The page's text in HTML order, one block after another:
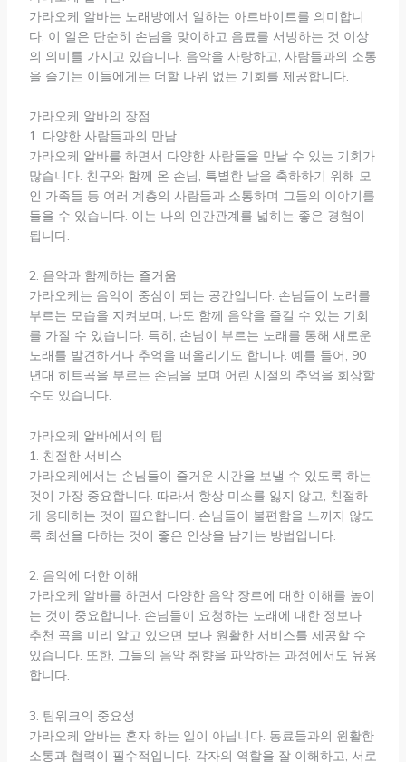
가라오케 알바는 노래방에서 일하는 아르바이트를 의미합니
다. 이 일은 단순히 손님을 맞이하고 음료를 서빙하는 것 이상
의 의미를 가지고 있습니다. 음악을 사랑하고, 사람들과의 소통
을 즐기는 이들에게는 더할 나위 없는 기회를 제공합니다.
가라오케 알바의 장점
1. 다양한 사람들과의 만남
가라오케 알바를 하면서 다양한 사람들을 만날 수 있는 기회가
많습니다. 친구와 함께 온 손님, 특별한 날을 축하하기 위해 모
인 가족들 등 여러 계층의 사람들과 소통하며 그들의 이야기를
들을 수 있습니다. 이는 나의 인간관계를 넓히는 좋은 경험이
됩니다.
2. 음악과 함께하는 즐거움
가라오케는 음악이 중심이 되는 공간입니다. 손님들이 노래를
부르는 모습을 지켜보며, 나도 함께 음악을 즐길 수 있는 기회
를 가질 수 있습니다. 특히, 손님이 부르는 노래를 통해 새로운
노래를 발견하거나 추억을 떠올리기도 합니다. 예를 들어, 90
년대 히트곡을 부르는 손님을 보며 어린 시절의 추억을 회상할
수도 있습니다.
가라오케 알바에서의 팁
1. 친절한 서비스
가라오케에서는 손님들이 즐거운 시간을 보낼 수 있도록 하는
것이 가장 중요합니다. 따라서 항상 미소를 잃지 않고, 친절하
게 응대하는 것이 필요합니다. 손님들이 불편함을 느끼지 않도
록 최선을 다하는 것이 좋은 인상을 남기는 방법입니다.
2. 음악에 대한 이해
가라오케 알바를 하면서 다양한 음악 장르에 대한 이해를 높이
는 것이 중요합니다. 손님들이 요청하는 노래에 대한 정보나
추천 곡을 미리 알고 있으면 보다 원활한 서비스를 제공할 수
있습니다. 또한, 그들의 음악 취향을 파악하는 과정에서도 유용
합니다.
3. 팀워크의 중요성
가라오케 알바는 혼자 하는 일이 아닙니다. 동료들과의 원활한
소통과 협력이 필수적입니다. 각자의 역할을 잘 이해하고, 서로